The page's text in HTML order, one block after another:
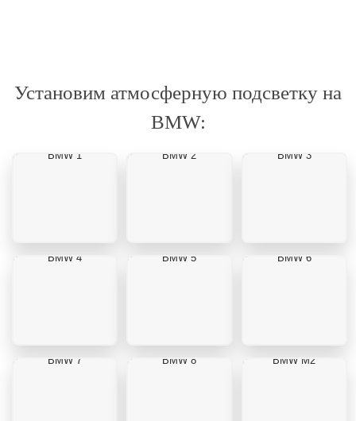
Установим атмосферную подсветку на
BMW:
BMW 1 BMW 2 BMW 3
BMW 4 BMW 5 BMW 6
BMW 7 BMW 8 BMW M2